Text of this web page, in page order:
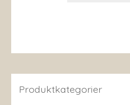
Produktkategorier